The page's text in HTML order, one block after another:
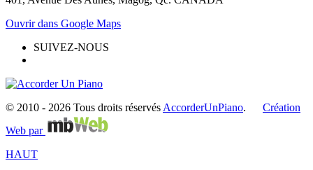
Ouvrir dans Google Maps
SUIVEZ-NOUS
© 2010 - 2026 Tous droits réservés AccorderUnPiano. Création
Web par
HAUT